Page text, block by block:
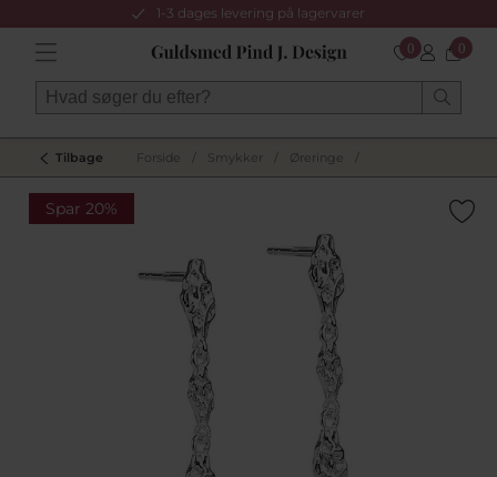
1-3 dages levering på lagervarer
0 0
Tilbage Forside Smykker Øreringe
Spar 20%